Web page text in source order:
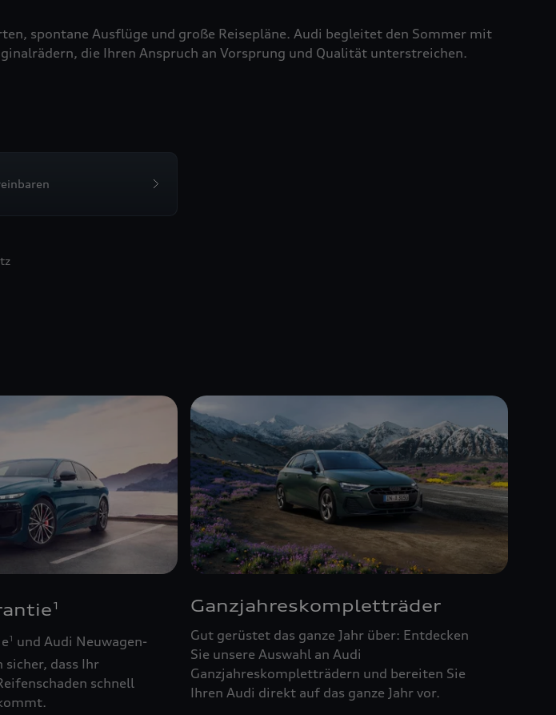
spontane Ausflüge und große Reisepläne. Audi begleitet den Sommer mit
die Ihren Anspruch an Vorsprung und Qualität unterstreichen.
1
1
und Audi Neuwagen-
sicher, dass Ihr
schnell
Ganzjahreskompletträder
Gut gerüstet das ganze Jahr über: Entdecken
Sie unsere Auswahl an Audi
Ganzjahreskompletträdern und bereiten Sie
Ihren Audi direkt auf das ganze Jahr vor.